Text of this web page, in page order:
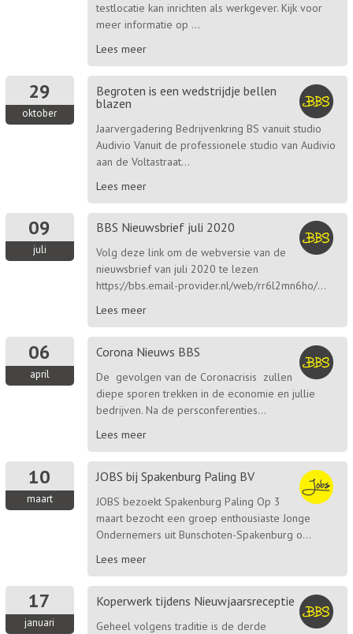
testlocatie kan inrichten als werkgever. Kijk voor
meer informatie op ...
Lees meer
Begroten is een wedstrijdje bellen
blazen
Jaarvergadering Bedrijvenkring BS vanuit studio
Audivio Vanuit de professionele studio van Audivio
aan de Voltastraat...
Lees meer
29
oktober
BBS Nieuwsbrief juli 2020
Volg deze link om de webversie van de
nieuwsbrief van juli 2020 te lezen
https://bbs.email-provider.nl/web/rr6l2mn6ho/...
Lees meer
09
juli
Corona Nieuws BBS
De gevolgen van de Coronacrisis zullen
diepe sporen trekken in de economie en jullie
bedrijven. Na de persconferenties...
Lees meer
06
april
JOBS bij Spakenburg Paling BV
JOBS bezoekt Spakenburg Paling Op 3
maart bezocht een groep enthousiaste Jonge
Ondernemers uit Bunschoten-Spakenburg o...
Lees meer
10
maart
Koperwerk tijdens Nieuwjaarsreceptie
Geheel volgens traditie is de derde
17
januari